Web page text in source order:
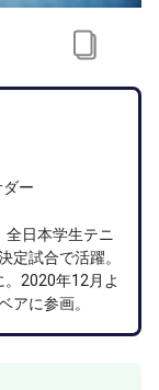
ー
全日本学生テニ
定試合で活躍。
2020年12月よ
アに参画。